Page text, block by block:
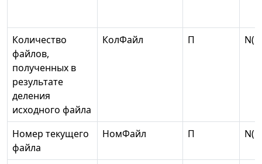
Количество
файлов,
полученных в
результате
деления
исходного файла
КолФайл П N(5)
Номер текущего
файла
НомФайл П N(5)